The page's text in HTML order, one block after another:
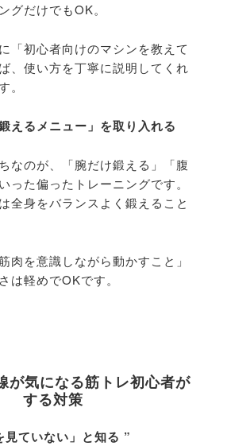
グだけでもOK。
「初心者向けのマシンを教えて
、使い方を丁寧に説明してくれ
。
えるメニュー」を取り入れる
なのが、「腕だけ鍛える」「腹
った偏ったトレーニングです。
全身をバランスよく鍛えること
肉を意識しながら動かすこと」
は軽めでOKです。
が気になる筋トレ初心者が
する対策
見ていない」と知る ”